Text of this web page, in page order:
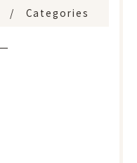
Categories